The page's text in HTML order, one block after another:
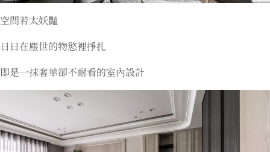
空間若太妖豔
日日在塵世的物慾裡掙扎
即是一抹奢華卻不耐看的室內設計